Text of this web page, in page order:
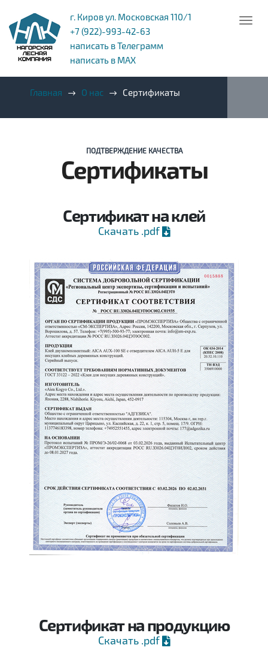
г. Киров ул. Московская 110/1
+7 (922)-993-42-63
написать в Телеграмм
написать в MAX
Главная О нас Сертификаты
ПОДТВЕРЖДЕНИЕ КАЧЕСТВА
Сертификаты
Сертификат на клей
Скачать .pdf
Сертификат на продукцию
Скачать .pdf